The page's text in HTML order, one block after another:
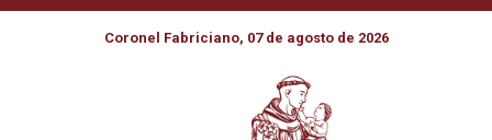
Coronel Fabriciano, 07 de agosto de 2026